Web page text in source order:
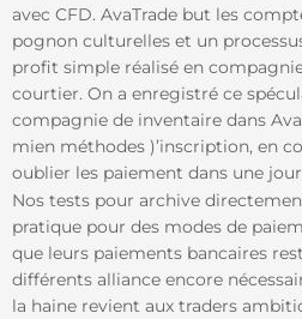
avec CFD. AvaTrade but les
pognon culturelles et un
profit simple réalisé en
courtier. On a enregistré ce
compagnie de inventaire dans
mien méthodes )’inscription, en
oublier les paiement dans une
Nos tests pour archive
pratique pour des modes de
que leurs paiements bancaires
différents alliance encore
la haine revient aux traders